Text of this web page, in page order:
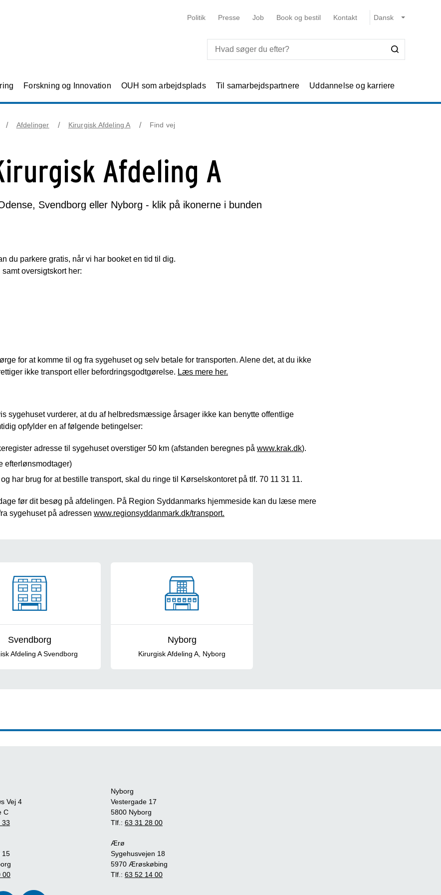
Politik Presse Job Book og bestil Kontakt
Forskning og Innovation OUH som arbejdsplads Til samarbejdspartnere Uddannelse og karriere
Afdelinger Kirurgisk Afdeling A Find vej
Afdeling A
Svendborg eller Nyborg - klik på ikonerne i bunden
du parkere gratis, når vi har booket en tid til dig.
oversigtskort her:
for at komme til og fra sygehuset og selv betale for transporten. Alene det, at du ikke
ikke transport eller befordringsgodtgørelse. Læs mere her.
sygehuset vurderer, at du af helbredsmæssige årsager ikke kan benytte offentlige
opfylder en af følgende betingelser:
adresse til sygehuset overstiger 50 km (afstanden beregnes på www.krak.dk).
efterlønsmodtager)
har brug for at bestille transport, skal du ringe til Kørselskontoret på tlf. 70 11 31 11.
før dit besøg på afdelingen. På Region Syddanmarks hjemmeside kan du læse mere
sygehuset på adressen www.regionsyddanmark.dk/transport.
Svendborg
Afdeling A Svendborg
Nyborg
Kirurgisk Afdeling A, Nyborg
Vej 4
C
33
15
00
Nyborg
Vestergade 17
5800 Nyborg
Tlf.: 63 31 28 00
Ærø
Sygehusvejen 18
5970 Ærøskøbing
Tlf.: 63 52 14 00